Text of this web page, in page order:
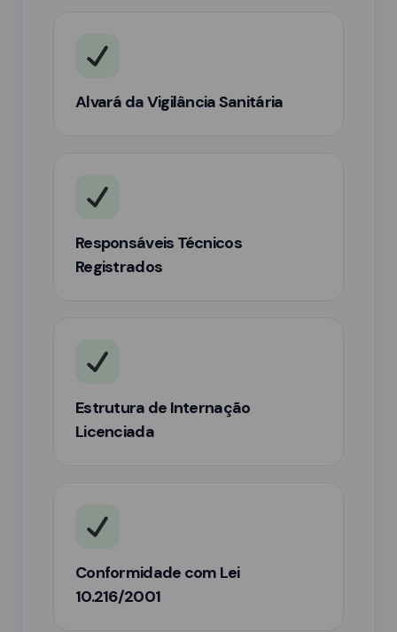
Alvará da Vigilância Sanitária
Responsáveis Técnicos
Registrados
Estrutura de Internação
Licenciada
Conformidade com Lei
10.216/2001